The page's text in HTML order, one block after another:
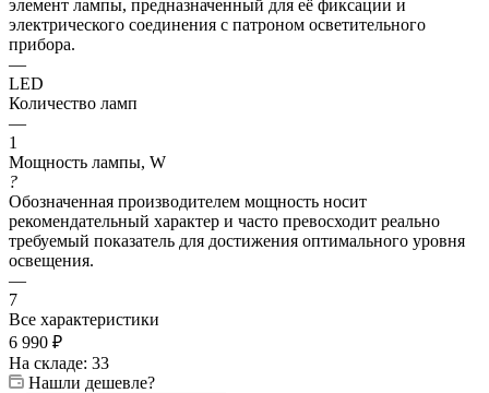
элемент лампы, предназначенный для её фиксации и
электрического соединения с патроном осветительного
прибора.
—
LED
Количество ламп
—
1
Мощность лампы, W
?
Обозначенная производителем мощность носит
рекомендательный характер и часто превосходит реально
требуемый показатель для достижения оптимального уровня
освещения.
—
7
Все характеристики
6 990 ₽
На складе: 33
Нашли дешевле?